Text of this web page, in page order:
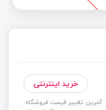
خرید اینترنتی
آخرین تغییر قیمت فروشگاه: